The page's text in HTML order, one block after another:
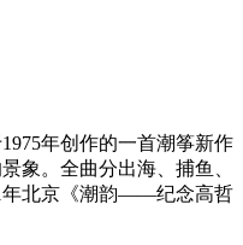
年创作的一首潮筝新作
象。全曲分出海、捕鱼、
年北京 《潮韵——纪念高哲